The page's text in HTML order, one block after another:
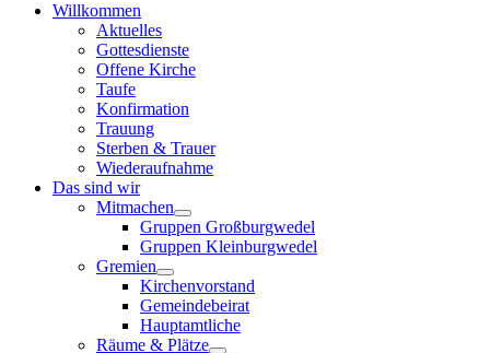
Willkommen
Aktuelles
Gottesdienste
Offene Kirche
Taufe
Konfirmation
Trauung
Sterben & Trauer
Wiederaufnahme
Das sind wir
Mitmachen
Gruppen Großburgwedel
Gruppen Kleinburgwedel
Gremien
Kirchenvorstand
Gemeindebeirat
Hauptamtliche
Räume & Plätze